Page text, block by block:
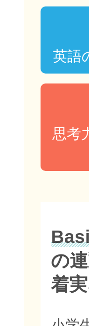
英語
思考
の連
着